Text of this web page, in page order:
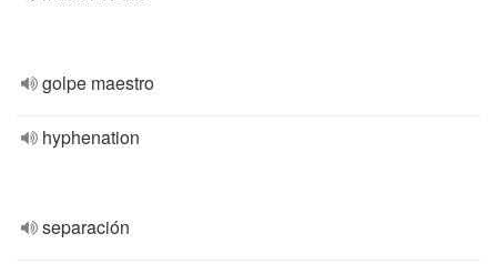
golpe maestro
hyphenation
separación